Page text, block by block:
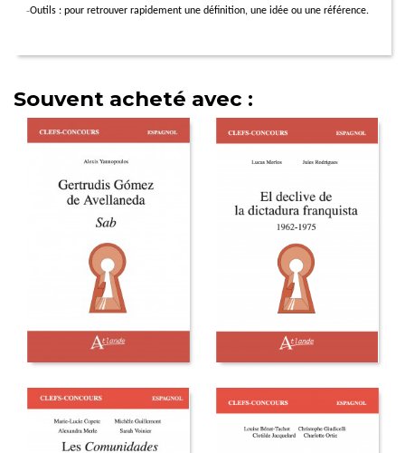
-Outils : pour retrouver rapidement une définition, une idée ou une référence.
Souvent acheté avec :